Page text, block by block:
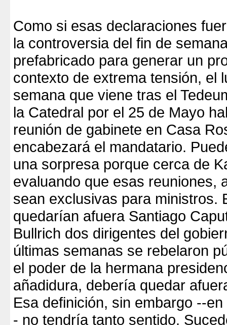
Como si esas declaraciones
la controversia del fin de
prefabricado para generar un
contexto de extrema tensión, el
semana que viene tras el
la Catedral por el 25 de Mayo
reunión de gabinete en Casa
encabezará el mandatario.
una sorpresa porque cerca de
evaluando que esas reuniones,
sean exclusivas para ministros.
quedarían afuera Santiago
Bullrich dos dirigentes del
últimas semanas se rebelaron
el poder de la hermana
añadidura, debería quedar
Esa definición, sin embargo --
- no tendría tanto sentido.